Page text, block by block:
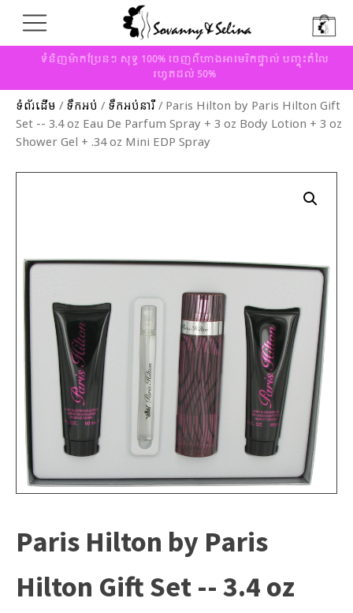
ទំនិញម៉ាកប្រែនៗ សុទ្ធ 100% ចេញពីហាងអាមេរិកផ្ទាល់ បញ្ចុះតំលៃ
រហូតដល់ 50%
ទំព័រដើម / ទឹកអប់ / ទឹកអប់នារី/ Paris Hilton by Paris Hilton Gift
Set -- 3.4 oz Eau De Parfum Spray + 3 oz Body Lotion + 3 oz
Shower Gel + .34 oz Mini EDP Spray
Paris Hilton by Paris
Hilton Gift Set -- 3.4 oz